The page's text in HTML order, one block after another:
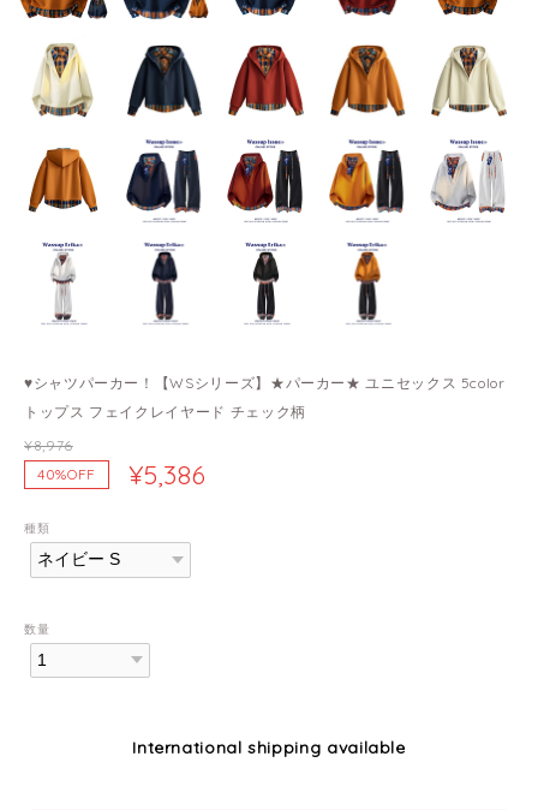
♥シャツパーカー！【WSシリーズ】★パーカー★ ユニセックス 5color
トップス フェイクレイヤード チェック柄
¥8,976
40%OFF
¥5,386
種類
数量
International shipping available